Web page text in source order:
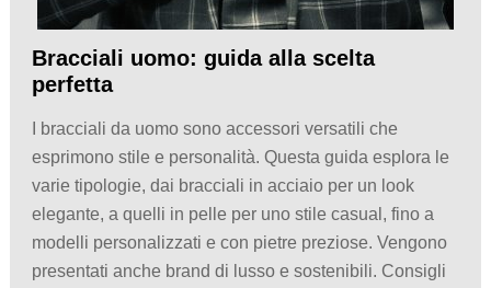
Bracciali uomo: guida alla scelta
perfetta
I bracciali da uomo sono accessori versatili che
esprimono stile e personalità. Questa guida esplora le
varie tipologie, dai bracciali in acciaio per un look
elegante, a quelli in pelle per uno stile casual, fino a
modelli personalizzati e con pietre preziose. Vengono
presentati anche brand di lusso e sostenibili. Consigli